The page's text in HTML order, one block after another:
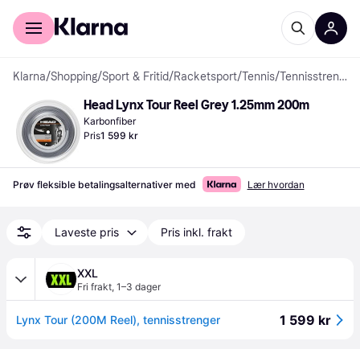
For kunder
Klarna/Shopping/Sport & Fritid/Racketsport/Tennis/ Tennisstrenger
Head Lynx Tour Reel Grey 1.25mm 200m
Karbonfiber
Pris1 599 kr
Prøv fleksible betalingsalternativer med Lær hvordan
Laveste pris Pris inkl. frakt
XXL
Fri frakt, 1–3 dager
Lynx Tour (200M Reel), tennisstrenger 1 599 kr